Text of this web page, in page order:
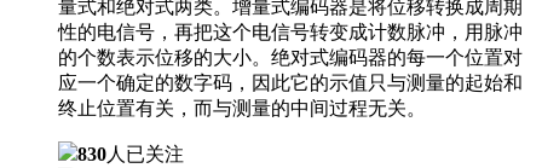
量式和绝对式两类。增量式编码器是将位移转换成周期
性的电信号，再把这个电信号转变成计数脉冲，用脉冲
的个数表示位移的大小。绝对式编码器的每一个位置对
应一个确定的数字码，因此它的示值只与测量的起始和
终止位置有关，而与测量的中间过程无关。
830人已关注